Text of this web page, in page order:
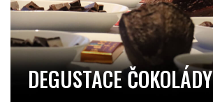
DEGUSTACE ČOKOLÁDY